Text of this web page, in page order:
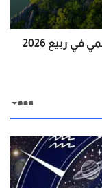
ربيع 2026